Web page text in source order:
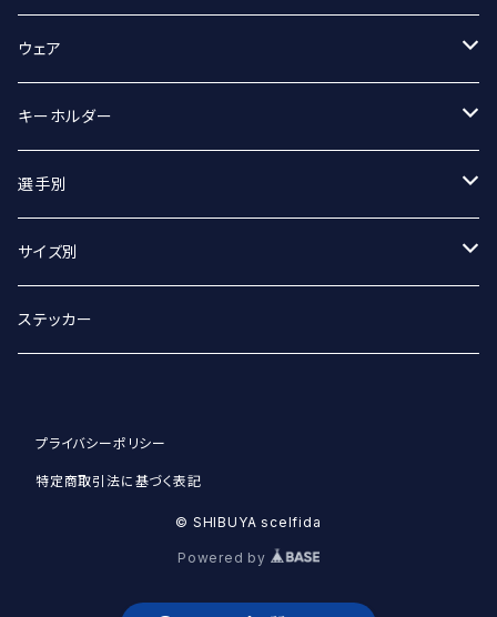
スポーツタオル
マフラータオル
ウェア
Tシャツ
Tシャツ（オーバーサイズ）
ベースボールシャツ
選手別
キーホルダー
丸アクキー
ユニフォームアクキー
選手別
#2 宮坂侑選手
#9 ジグマルス・ライモ選手
#13 小澤崚選手
サイズ別
Sサイズ
Lサイズ
ステッカー
プライバシーポリシー
特定商取引法に基づく表記
© SHIBUYA scelfida
Powered by